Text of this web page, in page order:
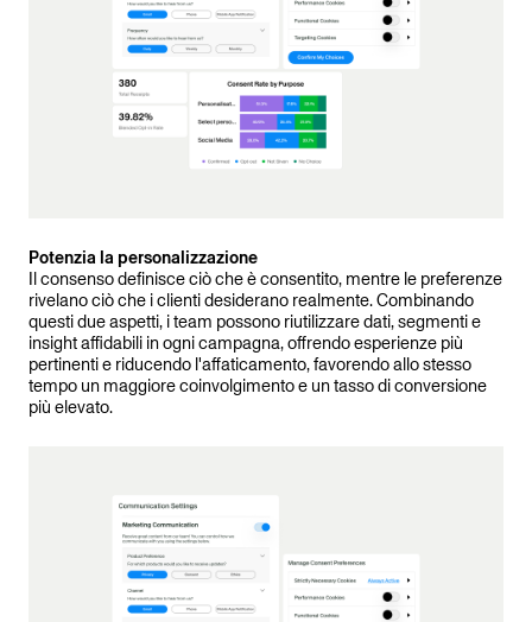
Potenzia la personalizzazione
Il consenso definisce ciò che è consentito, mentre le preferenze
rivelano ciò che i clienti desiderano realmente. Combinando
questi due aspetti, i team possono riutilizzare dati, segmenti e
insight affidabili in ogni campagna, offrendo esperienze più
pertinenti e riducendo l'affaticamento, favorendo allo stesso
tempo un maggiore coinvolgimento e un tasso di conversione
più elevato.